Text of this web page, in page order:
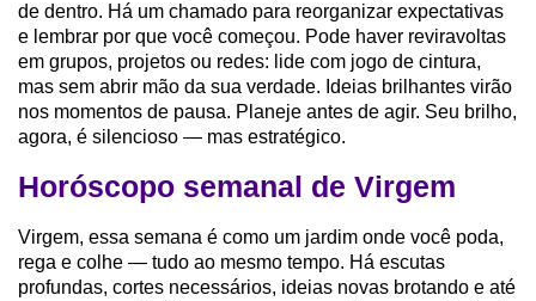
de dentro. Há um chamado para reorganizar expectativas
e lembrar por que você começou. Pode haver reviravoltas
em grupos, projetos ou redes: lide com jogo de cintura,
mas sem abrir mão da sua verdade. Ideias brilhantes virão
nos momentos de pausa. Planeje antes de agir. Seu brilho,
agora, é silencioso — mas estratégico.
Horóscopo semanal de Virgem
Virgem, essa semana é como um jardim onde você poda,
rega e colhe — tudo ao mesmo tempo. Há escutas
profundas, cortes necessários, ideias novas brotando e até